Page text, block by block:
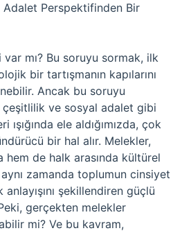
Perspektifinden Bir
mı? Bu soruyu sormak, ilk
bir tartışmanın kapılarını
Ancak bu soruyu
ve sosyal adalet gibi
ele aldığımızda, çok
bir hal alır. Melekler,
hem de halk arasında kültürel
zamanda toplumun cinsiyet
anlayışını şekillendiren güçlü
gerçekten melekler
mi? Ve bu kavram,